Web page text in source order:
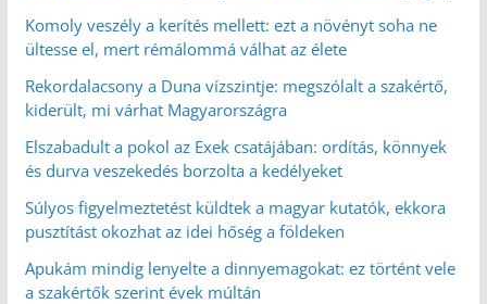
Komoly veszély a kerítés mellett: ezt a növényt soha ne
ültesse el, mert rémálommá válhat az élete
Rekordalacsony a Duna vízszintje: megszólalt a szakértő,
kiderült, mi várhat Magyarországra
Elszabadult a pokol az Exek csatájában: ordítás, könnyek
és durva veszekedés borzolta a kedélyeket
Súlyos figyelmeztetést küldtek a magyar kutatók, ekkora
pusztítást okozhat az idei hőség a földeken
Apukám mindig lenyelte a dinnyemagokat: ez történt vele
a szakértők szerint évek múltán